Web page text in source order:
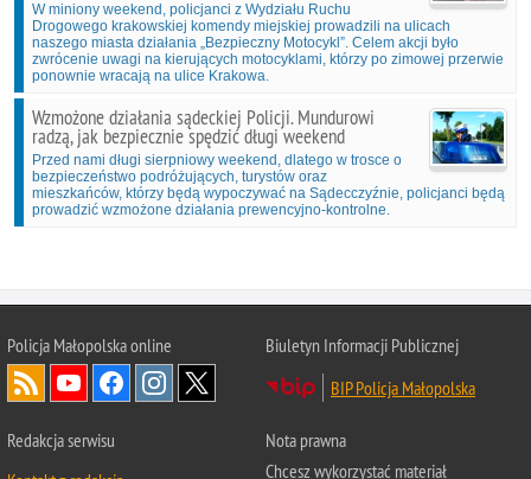
W miniony weekend, policjanci z Wydziału Ruchu
Drogowego krakowskiej komendy miejskiej prowadzili na ulicach
naszego miasta działania „Bezpieczny Motocykl”. Celem akcji było
zwrócenie uwagi na kierujących motocyklami, którzy po zimowej przerwie
ponownie wracają na ulice Krakowa.
Wzmożone działania sądeckiej Policji. Mundurowi
radzą, jak bezpiecznie spędzić długi weekend
Przed nami długi sierpniowy weekend, dlatego w trosce o
bezpieczeństwo podróżujących, turystów oraz
mieszkańców, którzy będą wypoczywać na Sądecczyźnie, policjanci będą
prowadzić wzmożone działania prewencyjno-kontrolne.
Policja Małopolska online
Biuletyn Informacji Publicznej
BIP Policja Małopolska
Redakcja serwisu
Nota prawna
Chcesz wykorzystać materiał